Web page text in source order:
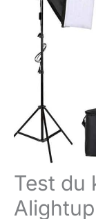
Test du